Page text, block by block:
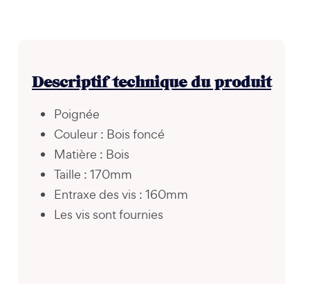
Descriptif technique du produit
Poignée
Couleur : Bois foncé
Matière : Bois
Taille : 170mm
Entraxe des vis : 160mm
Les vis sont fournies